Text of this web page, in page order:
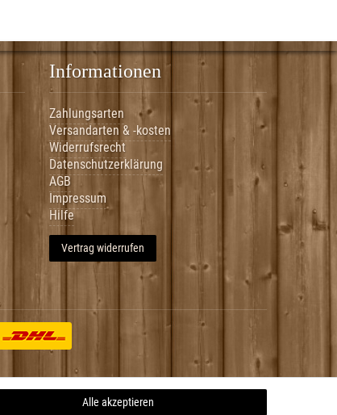
Alle akzeptieren
Informationen
Zahlungsarten
Versandarten & -kosten
Widerrufsrecht
Datenschutzerklärung
AGB
Impressum
Hilfe
Vertrag widerrufen